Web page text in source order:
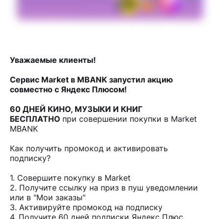
Уважаемые клиенты!
Сервис Market в MBANK запустил акцию
совместно с Яндекс Плюсом!
60 ДНЕЙ КИНО, МУЗЫКИ И КНИГ
БЕСПЛАТНО при совершении покупки в Market
MBANK
Как получить промокод и активировать
подписку?
1. Совершите покупку в Market
2. Получите ссылку на приз в пуш уведомлении
или в "Мои заказы"
3. Активируйте промокод на подписку